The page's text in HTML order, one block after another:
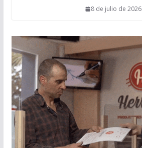
8 de julio de 2026